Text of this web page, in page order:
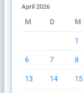
April 2026
M D M
1
6 7 8
13 14 15